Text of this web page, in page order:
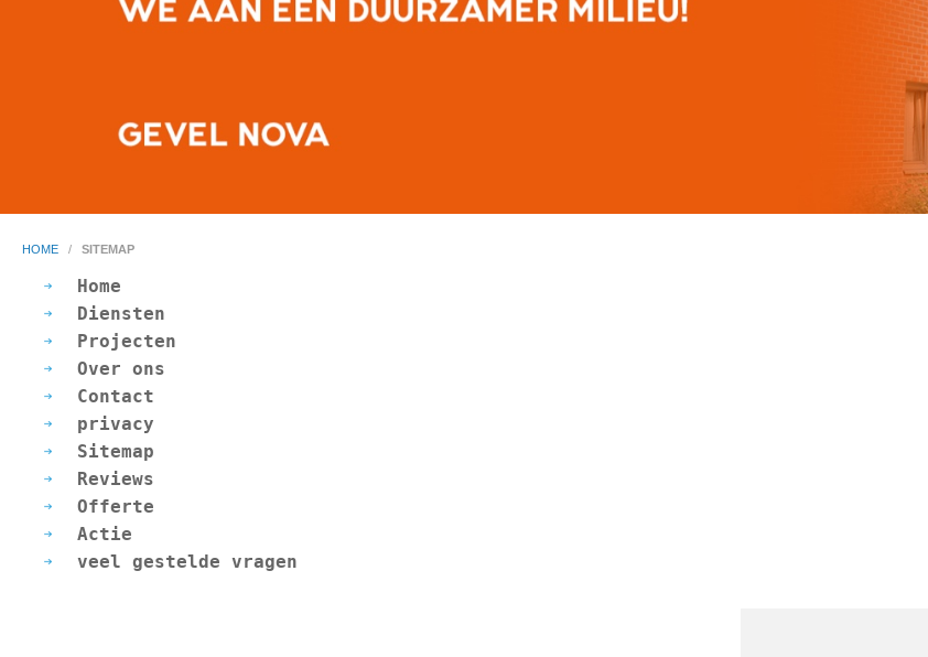
HOME / SITEMAP
Home
Diensten
Projecten
Over ons
Contact
privacy
Sitemap
Reviews
Offerte
Actie
veel gestelde vragen